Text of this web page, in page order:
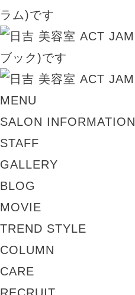
MENU
SALON INFORMATION
STAFF
GALLERY
BLOG
MOVIE
TREND STYLE
COLUMN
CARE